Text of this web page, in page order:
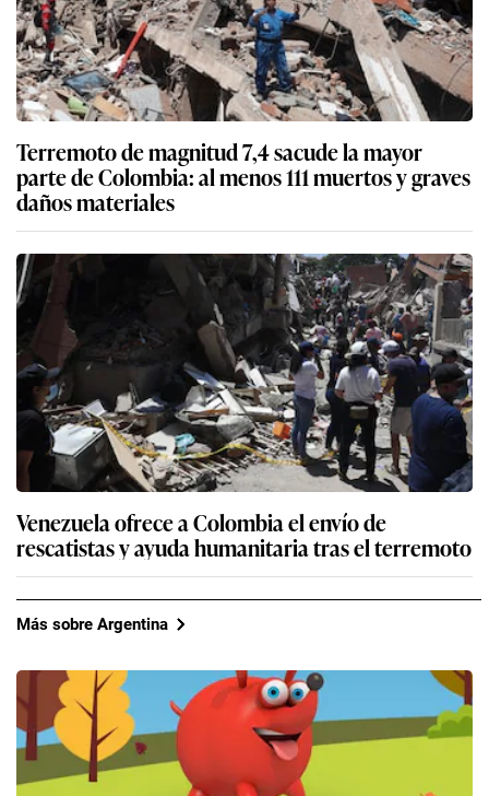
Terremoto de magnitud 7,4 sacude la mayor
parte de Colombia: al menos 111 muertos y graves
daños materiales
Venezuela ofrece a Colombia el envío de
rescatistas y ayuda humanitaria tras el terremoto
Más sobre Argentina